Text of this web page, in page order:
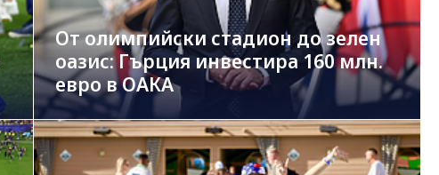
От олимпийски стадион до зелен
оазис: Гърция инвестира 160 млн.
евро в ОАКА